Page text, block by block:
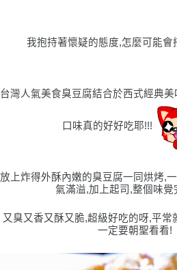
我抱持著懷疑的態度,怎麼可能會
台灣人氣美食臭豆腐結合於西式經典美
口味真的好好吃耶!!!
放上炸得外酥內嫩的臭豆腐一同烘烤,
氣滿溢,加上起司,整個味覺
又臭又香又酥又脆,超級好吃的呀,平常
一定要朝聖看看!